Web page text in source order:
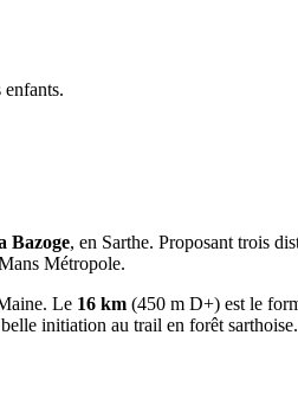
Bazoge, en Sarthe. Proposant trois
Métropole.
Le 16 km (450 m D+) est le
initiation au trail en forêt sarthoise.